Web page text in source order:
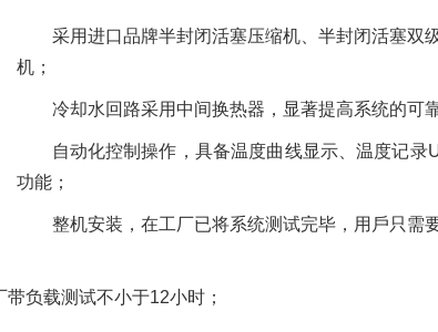
采⽤进⼝品牌半封闭活塞压缩机、半封闭活塞双
机；
冷却⽔回路采⽤中间换热器，显著提⾼系统的可
⾃动化控制操作，具备温度曲线显⽰、温度记录
功能；
整机安装，在⼯⼚已将系统测试完毕，⽤⼾只需
负载测试不⼩于12⼩时；